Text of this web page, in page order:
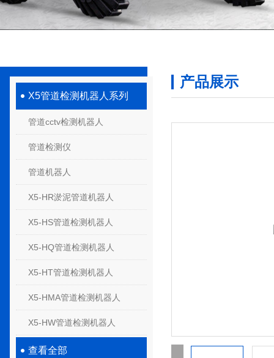
X5管道检测机器人系列
管道cctv检测机器人
管道检测仪
管道机器人
X5-HR淤泥管道机器人
X5-HS管道检测机器人
X5-HQ管道检测机器人
X5-HT管道检测机器人
X5-HMA管道检测机器人
X5-HW管道检测机器人
查看全部
产品展示